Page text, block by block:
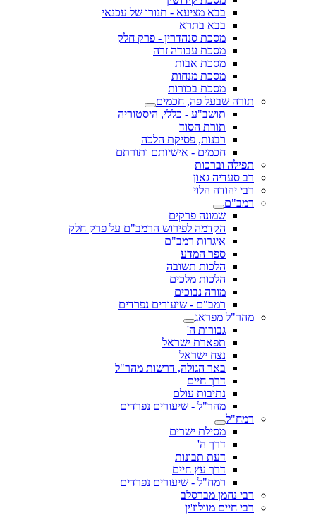
בבא מציעא - תנורו של עכנאי
בבא בתרא
מסכת סנהדרין - פרק חלק
מסכת עבודה זרה
מסכת אבות
מסכת מנחות
מסכת בכורות
תורה שבעל פה, חכמים
תושב"ע - כללי, היסטוריה
תורת הסוד
רבנות, פסיקת הלכה
חכמים - אישיותם ותורתם
תפילה וברכות
רב סעדיה גאון
רבי יהודה הלוי
רמב"ם
שמונה פרקים
הקדמה לפירוש הרמב"ם על פרק חלק
איגרות רמב"ם
ספר המדע
הלכות תשובה
הלכות מלכים
מורה נבוכים
רמב"ם - שיעורים נפרדים
מהר"ל מפראג
גבורות ה'
תפארת ישראל
נצח ישראל
באר הגולה, דרשות מהר"ל
דרך חיים
נתיבות עולם
מהר"ל - שיעורים נפרדים
רמח"ל
מסילת ישרים
דרך ה'
דעת תבונות
דרך עץ חיים
רמח"ל - שיעורים נפרדים
רבי נחמן מברסלב
רבי חיים מוולוז'ין